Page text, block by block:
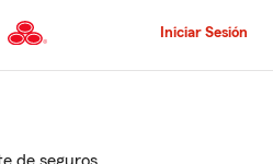
al
principal
Iniciar Sesión